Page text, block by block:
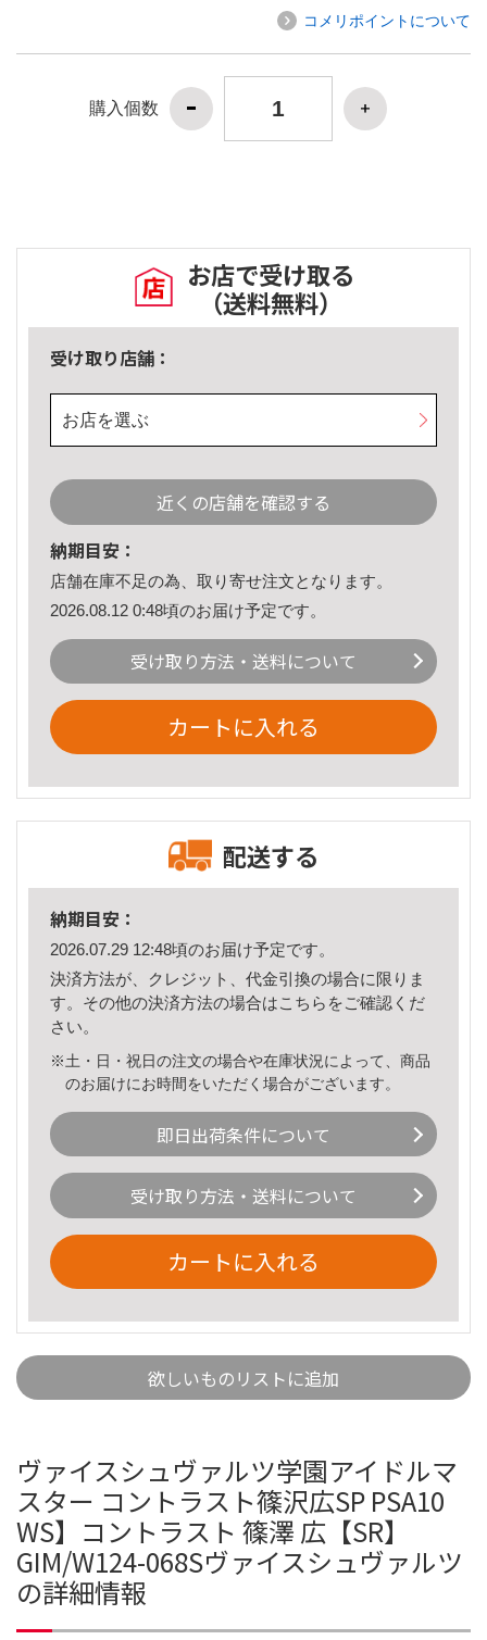
コメリポイントについて
購入個数
お店で受け取る
（送料無料）
受け取り店舗：
お店を選ぶ
近くの店舗を確認する
納期目安：
店舗在庫不足の為、取り寄せ注文となります。
2026.08.12 0:48頃のお届け予定です。
受け取り方法・送料について
カートに入れる
配送する
納期目安：
2026.07.29 12:48頃のお届け予定です。
決済方法が、クレジット、代金引換の場合に限りま
す。その他の決済方法の場合はこちら をご確認くだ
さい。
※土・日・祝日の注文の場合や在庫状況によって、商品
のお届けにお時間をいただく場合がございます。
即日出荷条件について
受け取り方法・送料について
カートに入れる
欲しいものリストに追加
ヴァイスシュヴァルツ学園アイドルマ
スター コントラスト篠沢広SP PSA10
WS】コントラスト 篠澤 広【SR】
GIM/W124-068Sヴァイスシュヴァルツ
の詳細情報